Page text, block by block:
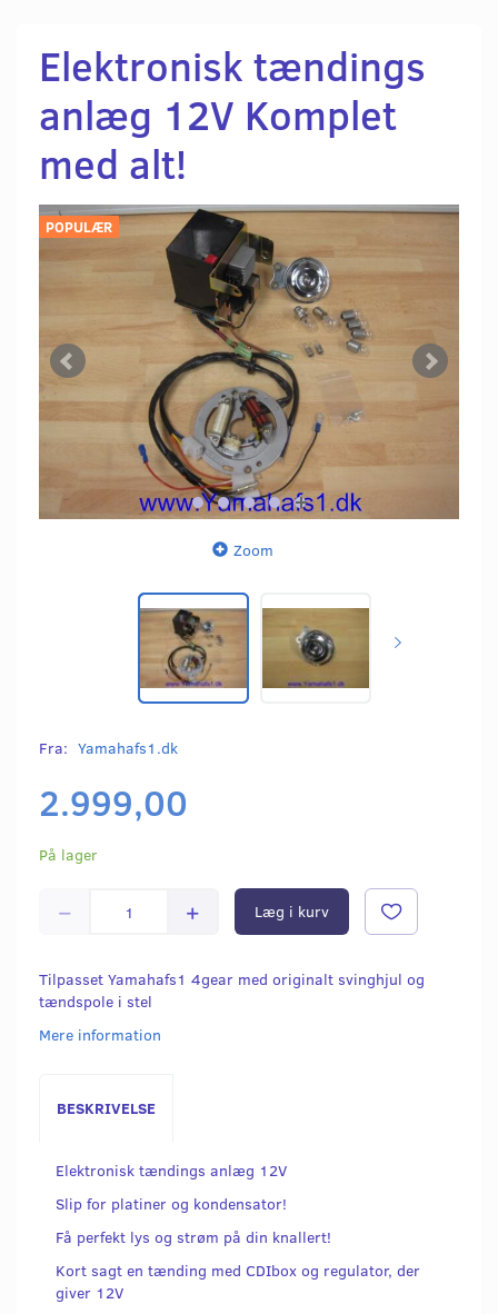
Elektronisk tændings
anlæg 12V Komplet
med alt!
POPULÆR
Zoom
Fra: Yamahafs1.dk
2.999,00
På lager
Læg i kurv
Tilpasset Yamahafs1 4gear med originalt svinghjul og
tændspole i stel
Mere information
BESKRIVELSE
Elektronisk tændings anlæg 12V
Slip for platiner og kondensator!
Få perfekt lys og strøm på din knallert!
Kort sagt en tænding med CDIbox og regulator, der
giver 12V